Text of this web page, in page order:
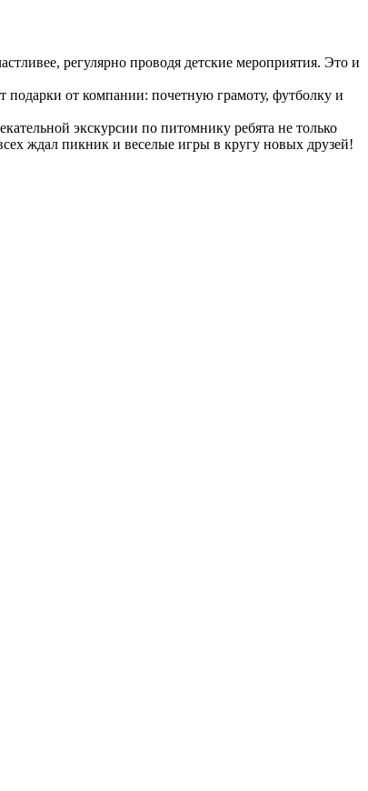
регулярно проводя детские мероприятия. Это и
от компании: почетную грамоту, футболку и
экскурсии по питомнику ребята не только
ждал пикник и веселые игры в кругу новых друзей!